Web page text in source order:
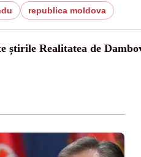
republica moldova
știrile Realitatea de